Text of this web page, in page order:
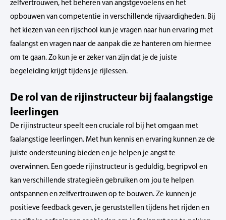
zelfvertrouwen, het beheren van angstgevoelens en het
opbouwen van competentie in verschillende rijvaardigheden. Bij
het kiezen van een rijschool kun je vragen naar hun ervaring met
faalangst en vragen naar de aanpak die ze hanteren om hiermee
om te gaan. Zo kun je er zeker van zijn dat je de juiste
begeleiding krijgt tijdens je rijlessen.
De rol van de rijinstructeur bij faalangstige
leerlingen
De rijinstructeur speelt een cruciale rol bij het omgaan met
faalangstige leerlingen. Met hun kennis en ervaring kunnen ze de
juiste ondersteuning bieden en je helpen je angst te
overwinnen. Een goede rijinstructeur is geduldig, begripvol en
kan verschillende strategieën gebruiken om jou te helpen
ontspannen en zelfvertrouwen op te bouwen. Ze kunnen je
positieve feedback geven, je geruststellen tijdens het rijden en